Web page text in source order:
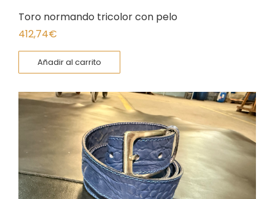
Toro normando tricolor con pelo
412,74€
Añadir al carrito